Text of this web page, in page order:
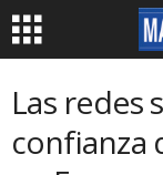
Las redes
confianza